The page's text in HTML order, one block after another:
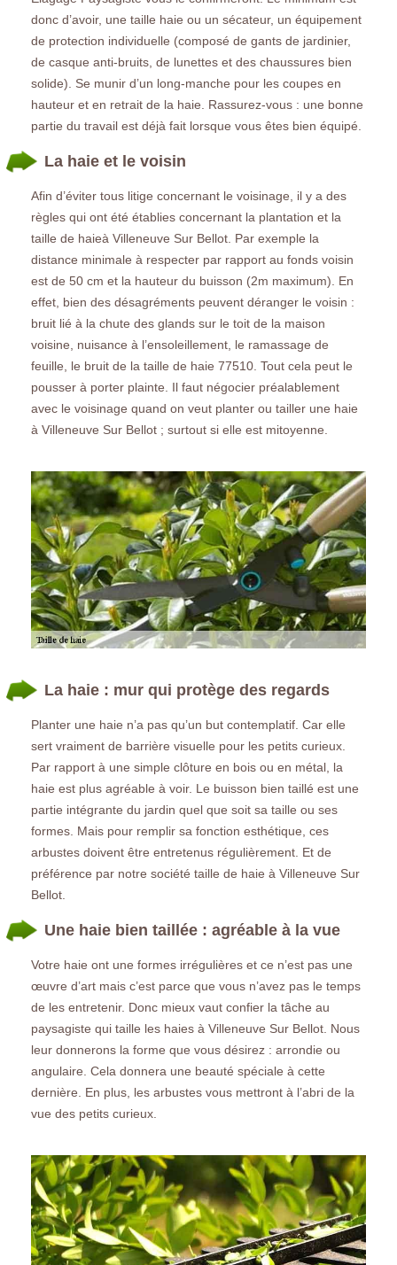
donc d’avoir, une taille haie ou un sécateur, un équipement
de protection individuelle (composé de gants de jardinier,
de casque anti-bruits, de lunettes et des chaussures bien
solide). Se munir d’un long-manche pour les coupes en
hauteur et en retrait de la haie. Rassurez-vous : une bonne
partie du travail est déjà fait lorsque vous êtes bien équipé.
La haie et le voisin
Afin d’éviter tous litige concernant le voisinage, il y a des
règles qui ont été établies concernant la plantation et la
taille de haieà Villeneuve Sur Bellot. Par exemple la
distance minimale à respecter par rapport au fonds voisin
est de 50 cm et la hauteur du buisson (2m maximum). En
effet, bien des désagréments peuvent déranger le voisin :
bruit lié à la chute des glands sur le toit de la maison
voisine, nuisance à l’ensoleillement, le ramassage de
feuille, le bruit de la taille de haie 77510. Tout cela peut le
pousser à porter plainte. Il faut négocier préalablement
avec le voisinage quand on veut planter ou tailler une haie
à Villeneuve Sur Bellot ; surtout si elle est mitoyenne.
La haie : mur qui protège des regards
Planter une haie n’a pas qu’un but contemplatif. Car elle
sert vraiment de barrière visuelle pour les petits curieux.
Par rapport à une simple clôture en bois ou en métal, la
haie est plus agréable à voir. Le buisson bien taillé est une
partie intégrante du jardin quel que soit sa taille ou ses
formes. Mais pour remplir sa fonction esthétique, ces
arbustes doivent être entretenus régulièrement. Et de
préférence par notre société taille de haie à Villeneuve Sur
Bellot.
Une haie bien taillée : agréable à la vue
Votre haie ont une formes irrégulières et ce n’est pas une
œuvre d’art mais c’est parce que vous n’avez pas le temps
de les entretenir. Donc mieux vaut confier la tâche au
paysagiste qui taille les haies à Villeneuve Sur Bellot. Nous
leur donnerons la forme que vous désirez : arrondie ou
angulaire. Cela donnera une beauté spéciale à cette
dernière. En plus, les arbustes vous mettront à l’abri de la
vue des petits curieux.